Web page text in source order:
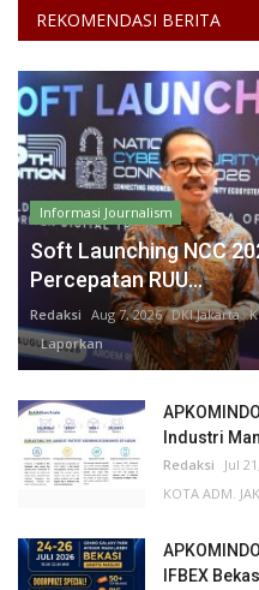
REKOMENDASI BERITA
Informasi Journalism
Soft Launching NCC
Percepatan RUU...
Redaksi Aug 7, 2026 DKI Jakarta
Laporkan
Industri
Redaksi Jul
KOTA ADM.
IFBEX